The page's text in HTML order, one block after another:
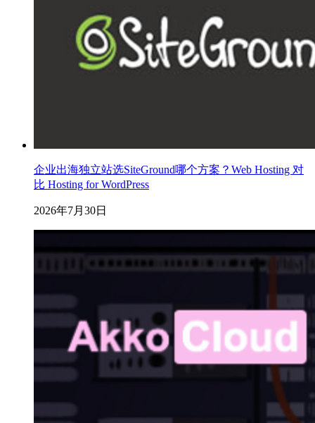
企业出海独立站选SiteGround哪个方案？Web Hosting 对
比 Hosting for WordPress
2026年7月30日